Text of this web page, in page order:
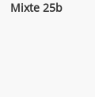
Mixte 25b